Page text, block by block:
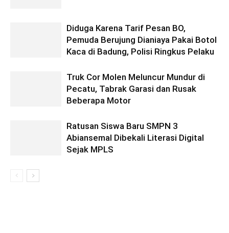
Diduga Karena Tarif Pesan BO,
Pemuda Berujung Dianiaya Pakai Botol
Kaca di Badung, Polisi Ringkus Pelaku
Truk Cor Molen Meluncur Mundur di
Pecatu, Tabrak Garasi dan Rusak
Beberapa Motor
Ratusan Siswa Baru SMPN 3
Abiansemal Dibekali Literasi Digital
Sejak MPLS